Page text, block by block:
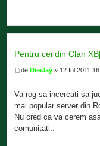
Pentru cei din Clan
deDeeJay » 12 Iul 2011
Va rog sa incercati sa
mai popular server din
Nu cred ca va cerem
comunitati..